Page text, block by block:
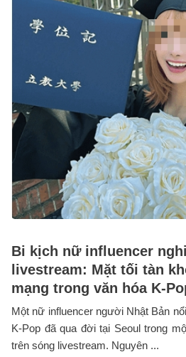
Bi kịch nữ influencer
livestream: Mặt tối tàn
mạng trong văn hóa K-
Một nữ influencer người Nhật Bản
K-Pop đã qua đời tại Seoul trong
trên sóng livestream. Nguyên ...